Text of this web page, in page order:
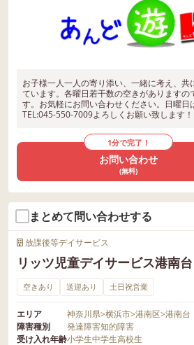
お子様一人一人の寄り添い、一緒に考え、共
ています。各曜日若干数の空きがありますの
す。お気軽にお問い合わせください。日曜日
TEL:045-550-7009よろしくお願い致します！
1分で完了！
お問い合わせ
(無料)
まとめて問い合わせする
放課後等デイサービス
リッツ児童デイサービス港南台
空きあり 送迎あり 土日祝営業
エリア 神奈川県>横浜市>港南区>港南台
障害種別
発達障害知的障害
受け入れ年齢小学生中学生高校生